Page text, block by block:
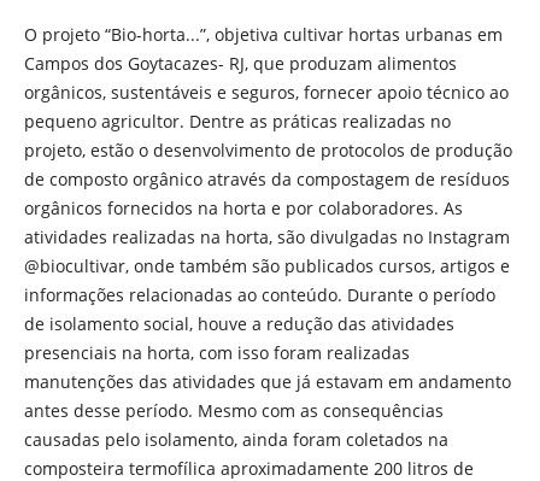
O projeto “Bio-horta...”, objetiva cultivar hortas urbanas em
Campos dos Goytacazes- RJ, que produzam alimentos
orgânicos, sustentáveis e seguros, fornecer apoio técnico ao
pequeno agricultor. Dentre as práticas realizadas no
projeto, estão o desenvolvimento de protocolos de produção
de composto orgânico através da compostagem de resíduos
orgânicos fornecidos na horta e por colaboradores. As
atividades realizadas na horta, são divulgadas no Instagram
@biocultivar, onde também são publicados cursos, artigos e
informações relacionadas ao conteúdo. Durante o período
de isolamento social, houve a redução das atividades
presenciais na horta, com isso foram realizadas
manutenções das atividades que já estavam em andamento
antes desse período. Mesmo com as consequências
causadas pelo isolamento, ainda foram coletados na
composteira termofílica aproximadamente 200 litros de